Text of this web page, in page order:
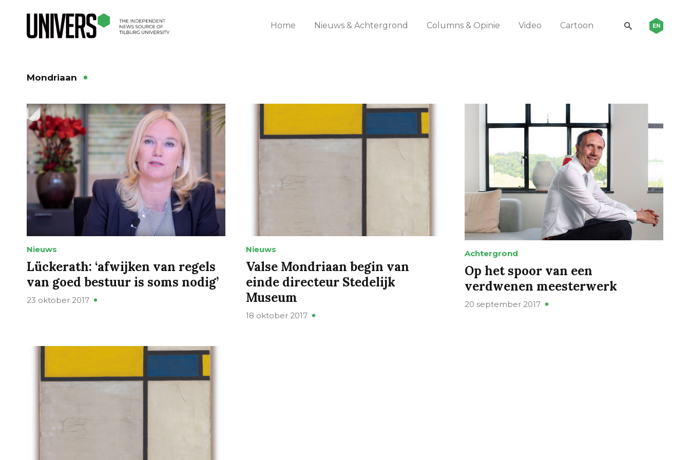
Home Nieuws & Achtergrond Columns & Opinie Video Cartoon EN
Mondriaan
Nieuws
Lückerath: ‘afwijken van regels
van goed bestuur is soms nodig’
23 oktober 2017
Nieuws
Valse Mondriaan begin van
einde directeur Stedelijk
Museum
18 oktober 2017
Achtergrond
Op het spoor van een
verdwenen meesterwerk
20 september 2017